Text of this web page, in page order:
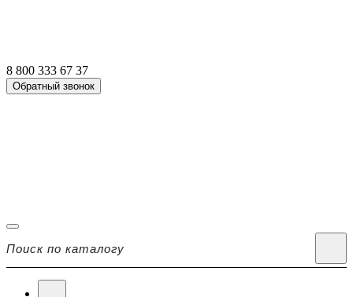
8 800 333 67 37
Обратный звонок